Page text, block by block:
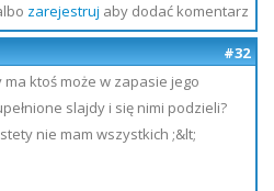
zarejestruj aby dodać komentarz
#32
ma ktoś może w zapasie jego
slajdy i się nimi podzieli?
nie mam wszystkich ;&lt;